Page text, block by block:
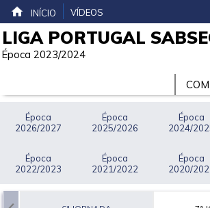
INÍCIO VÍDEOS
LIGA PORTUGAL
Época 2023/2024
Época
2026/2027
Época
2025/2026
Época
2024/
Época
2022/2023
Época
2021/2022
Época
2020/